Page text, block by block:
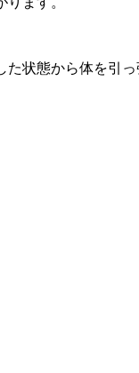
状態から体を引っ